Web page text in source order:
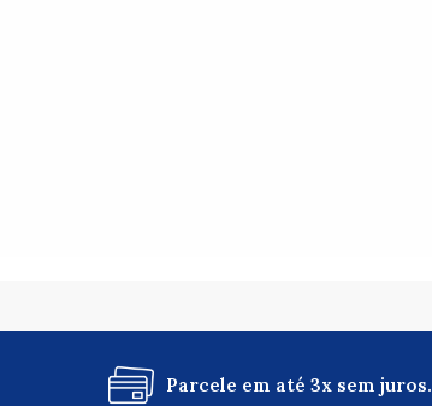
Parcele em até 3x sem juros.